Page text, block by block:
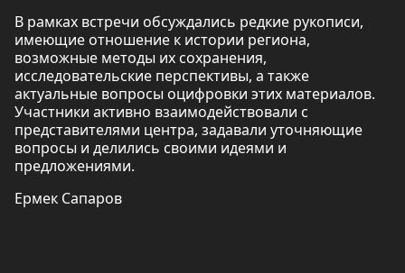
В рамках встречи обсуждались редкие рукописи,
имеющие отношение к истории региона,
возможные методы их сохранения,
исследовательские перспективы, а также
актуальные вопросы оцифровки этих материалов.
Участники активно взаимодействовали с
представителями центра, задавали уточняющие
вопросы и делились своими идеями и
предложениями.
Ермек Сапаров